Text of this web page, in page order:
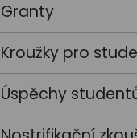
Granty
Kroužky pro
Úspěchy
Školní rok